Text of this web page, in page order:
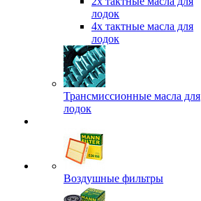
лодок
4х тактные масла для
лодок
Трансмиссионные масла для
лодок
Воздушные фильтры